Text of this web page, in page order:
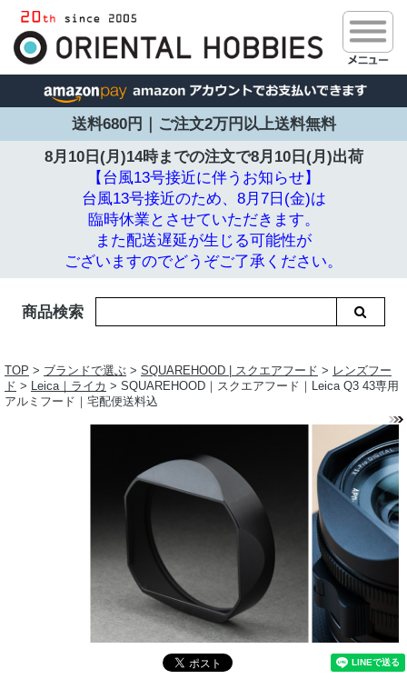
送料680円｜ご注文2万円以上送料無料
8月10日(月)14時までの注文で8月10日(月)出荷
【台風13号接近に伴うお知らせ】
台風13号接近のため、8月7日(金)は
臨時休業とさせていただきます。
また配送遅延が生じる可能性が
ございますのでどうぞご了承ください。
商品検索
TOP > ブランドで選ぶ > SQUAREHOOD | スクエアフード > レンズフー
ド > Leica｜ライカ > SQUAREHOOD｜スクエアフード｜Leica Q3 43専用
アルミフード｜宅配便送料込